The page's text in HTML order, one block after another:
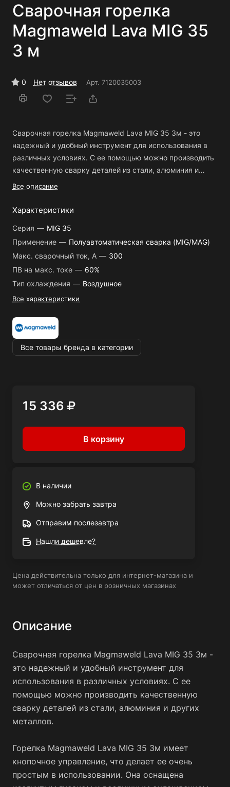
Сварочная горелка
Magmaweld Lava MIG 35
3 м
0 Нет отзывов Арт. 7120035003
Сварочная горелка Magmaweld Lava MIG 35 3м - это
надежный и удобный инструмент для использования в
различных условиях. С ее помощью можно производить
качественную сварку деталей из стали, алюминия и
других металлов.
Горелка Magmaweld Lava MIG 35 3м имеет кнопочное
использовании. Она оснащена изогнутым гусаком и
воздушным охлаждением, что обеспечивает
безопасность при работе с ним. Также данная горелка
имеет евро-разъем, который позволяет подключать к
нему различные комплектующие для сварочных
Преимущества:
- Удобное кнопочное управление;
- Надежность и безопасность в работе;
- Возможность подключения к сварочным аппаратам.
простоте в использовании и высокой эффективности, вы
металлических деталей.
Все описание
Характеристики
Серия — MIG 35
Применение — Полуавтоматическая сварка (MIG/MAG)
Макс. сварочный ток, А — 300
ПВ на макс. токе — 60%
Тип охлаждения — Воздушное
Все характеристики
Все товары бренда в категории
15 336
В корзину
В наличии
Можно забрать завтра
Отправим послезавтра
Нашли дешевле?
Цена действительна только для интернет-магазина и
может отличаться от цен в розничных магазинах
Описание
Сварочная горелка Magmaweld Lava MIG 35 3м -
это надежный и удобный инструмент для
использования в различных условиях. С ее
помощью можно производить качественную
сварку деталей из стали, алюминия и других
металлов.
Горелка Magmaweld Lava MIG 35 3м имеет
кнопочное управление, что делает ее очень
простым в использовании. Она оснащена